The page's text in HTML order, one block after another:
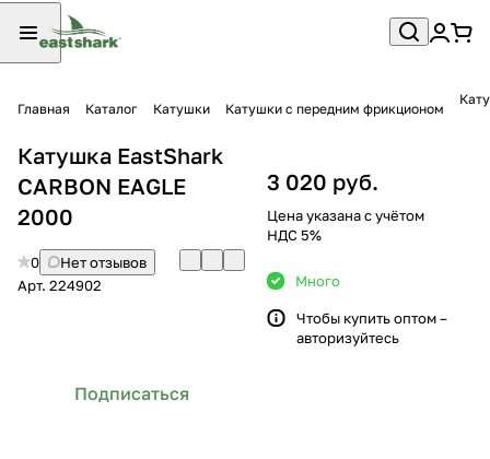
Главная Каталог Катушки Катушки с передним фрикционом
Катушка EastShark
CARBON EAGLE
2000
0
Нет отзывов
Арт. 224902
Подписаться
3 020 руб.
Цена указана с учётом
НДС 5%
Много
Чтобы купить оптом –
авторизуйтесь